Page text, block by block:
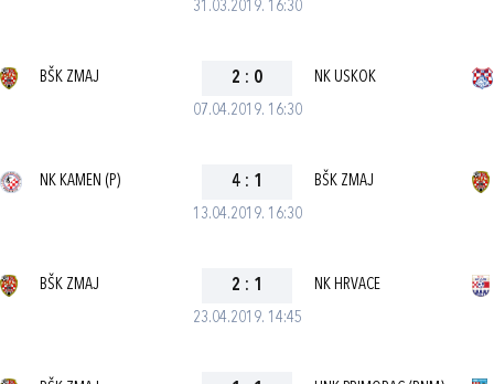
31.03.2019. 16:30
07.04.2019. 16:30
BŠK ZMAJ 2 : 0 NK USKOK
13.04.2019. 16:30
NK KAMEN (P) 4 : 1 BŠK ZMAJ
23.04.2019. 14:45
BŠK ZMAJ 2 : 1 NK HRVACE